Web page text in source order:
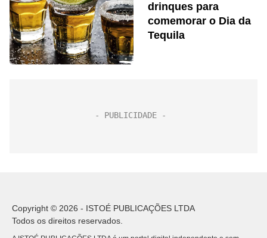
drinques para
comemorar o Dia da
Tequila
Copyright © 2026 - ISTOÉ PUBLICAÇÕES LTDA
Todos os direitos reservados.